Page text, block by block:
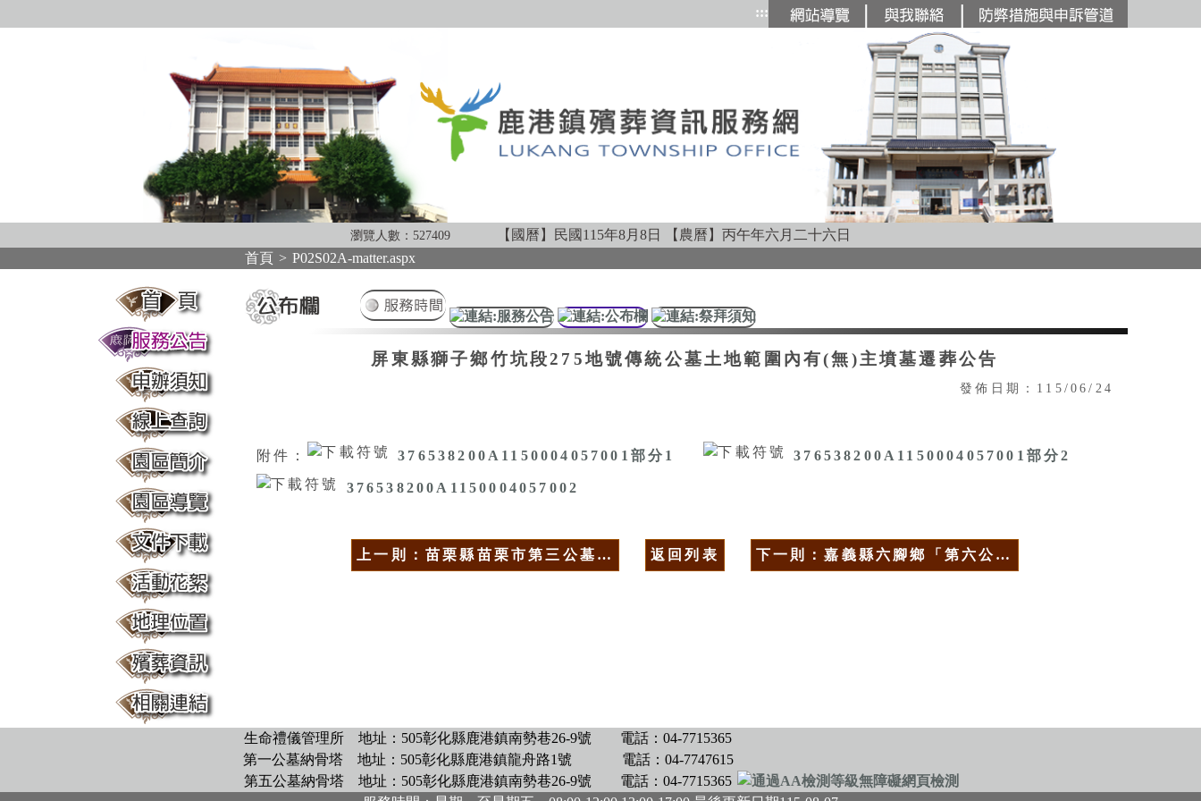
跳到主要內容區塊
:::
瀏覽人數： 527409 【國曆】民國115年8月8日
【農曆】丙午年六月二十六日
首頁 > P02S02A-matter.aspx
屏東縣獅子鄉竹坑段275地號傳統公墓土地範圍內有(無)主墳墓遷葬公告
發佈日期：115/06/24
附件： 376538200A1150004057001部分1 376538200A1150004057001部分2
376538200A1150004057002
上一則：苗栗縣苗栗市第三公墓… 返回列表 下一則：嘉義縣六腳鄉「第六公…
生命禮儀管理所 地址：505彰化縣鹿港鎮南勢巷26-9號
電話：04-7715365
第一公墓納骨塔
地址：505彰化縣鹿港鎮龍舟路1號
電話：04-7747615
第五公墓納骨塔
地址：505彰化縣鹿港鎮南勢巷26-9號
電話：04-7715365